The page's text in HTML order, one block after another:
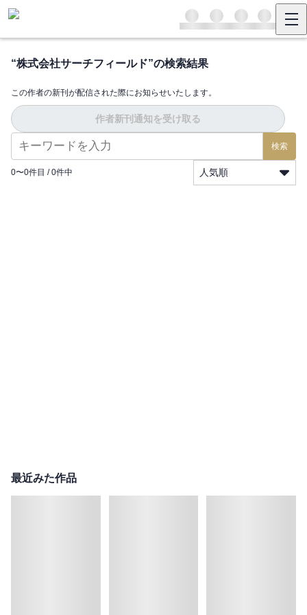
“株式会社サーチフィールド”の検索結果
この作者の新刊が配信された際にお知らせいたします。
作者新刊通知を受け取る
検索
0〜0件目 / 0件中 人気順
最近みた作品